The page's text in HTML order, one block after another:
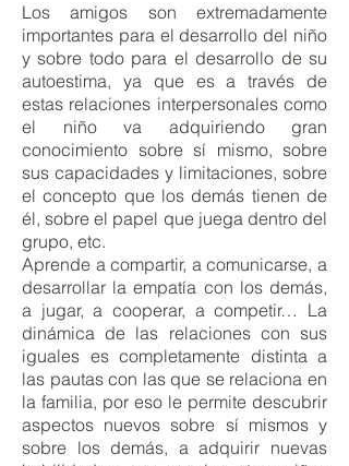
Los amigos son extremadamente
importantes para el desarrollo del niño
y sobre todo para el desarrollo de su
autoestima, ya que es a través de
estas relaciones interpersonales como
el niño va adquiriendo gran
conocimiento sobre sí mismo, sobre
sus capacidades y limitaciones, sobre
el concepto que los demás tienen de
él, sobre el papel que juega dentro del
grupo, etc.
Aprende a compartir, a comunicarse, a
desarrollar la empatía con los demás,
a jugar, a cooperar, a competir… La
dinámica de las relaciones con sus
iguales es completamente distinta a
las pautas con las que se relaciona en
la familia, por eso le permite descubrir
aspectos nuevos sobre sí mismos y
sobre los demás, a adquirir nuevas